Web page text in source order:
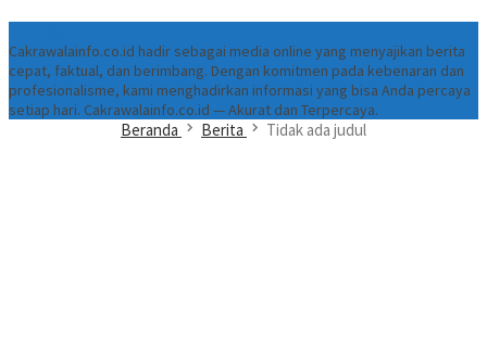
Cakrawalainfo.co.id hadir sebagai media online yang menyajikan berita
cepat, faktual, dan berimbang. Dengan komitmen pada kebenaran dan
profesionalisme, kami menghadirkan informasi yang bisa Anda percaya
setiap hari. Cakrawalainfo.co.id — Akurat dan Terpercaya.
Beranda Berita Tidak ada judul